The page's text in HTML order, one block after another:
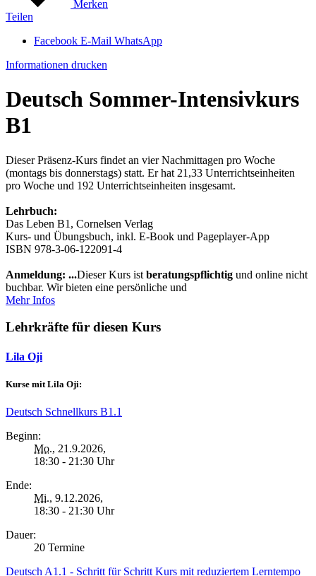
Merken
Teilen
Facebook E-Mail WhatsApp
Informationen drucken
Deutsch Sommer-Intensivkurs
B1
Dieser Präsenz-Kurs findet an vier Nachmittagen pro Woche
(montags bis donnerstags) statt. Er hat 21,33 Unterrichtseinheiten
pro Woche und 192 Unterrichtseinheiten insgesamt.
Lehrbuch:
Das Leben B1, Cornelsen Verlag
Kurs- und Übungsbuch, inkl. E-Book und Pageplayer-App
ISBN 978-3-06-122091-4
Anmeldung: ...Dieser Kurs ist beratungspflichtig und online nicht
buchbar. Wir bieten eine persönliche und
Mehr Infos
Lehrkräfte für diesen Kurs
Lila Oji
Kurse mit Lila Oji:
Deutsch Schnellkurs B1.1
Beginn:
Mo., 21.9.2026,
18:30 - 21:30 Uhr
Ende:
Mi., 9.12.2026,
18:30 - 21:30 Uhr
Dauer:
20 Termine
Deutsch A1.1 - Schritt für Schritt Kurs mit reduziertem Lerntempo